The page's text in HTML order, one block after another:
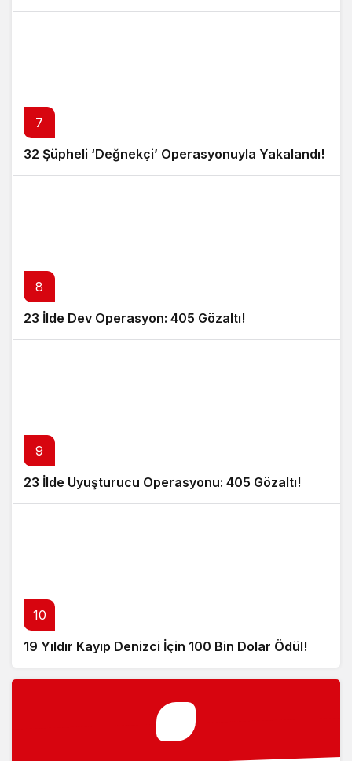
7
32 Şüpheli ‘Değnekçi’ Operasyonuyla Yakalandı!
8
23 İlde Dev Operasyon: 405 Gözaltı!
9
23 İlde Uyuşturucu Operasyonu: 405 Gözaltı!
10
19 Yıldır Kayıp Denizci İçin 100 Bin Dolar Ödül!